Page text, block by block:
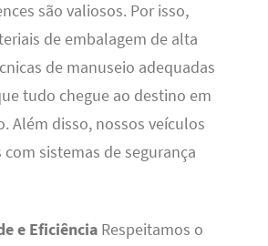
são valiosos. Por isso,
de embalagem de alta
de manuseio adequadas
tudo chegue ao destino em
Além disso, nossos veículos
sistemas de segurança
e EficiênciaRespeitamos o